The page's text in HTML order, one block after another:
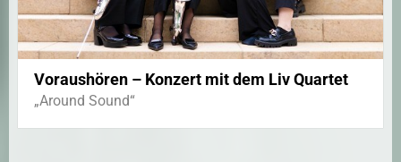
Voraushören – Konzert mit dem Liv Quartet
„Around Sound“